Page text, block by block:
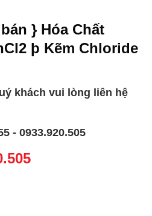
} Hóa Chất
þ Kẽm Chloride
khách vui lòng liên hệ
- 0933.920.505